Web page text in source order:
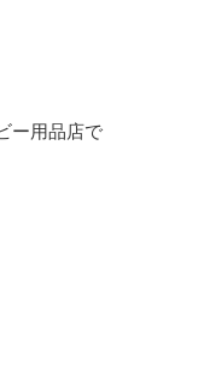
ー用品店で